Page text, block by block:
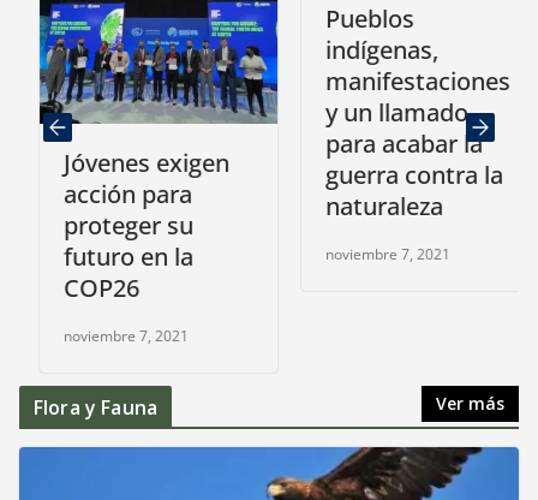
Jóvenes exigen
acción para
proteger su
futuro en la
COP26
noviembre 7, 2021
Pueblos
indígenas,
manifestaciones
y un llamado
para acabar la
guerra contra la
naturaleza
noviembre 7, 2021
Flora y Fauna Ver más